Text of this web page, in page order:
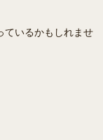
ているかもしれませ